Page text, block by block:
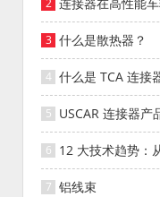
连接器在高性能
什么是散热器？
什么是 TCA 连接
USCAR 连接器产
12 大技术趋势：
器的演变
铝线束